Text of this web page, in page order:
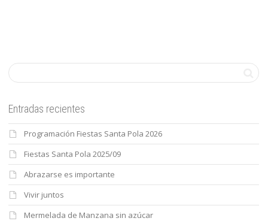
Entradas recientes
Programación Fiestas Santa Pola 2026
Fiestas Santa Pola 2025/09
Abrazarse es importante
Vivir juntos
Mermelada de Manzana sin azúcar